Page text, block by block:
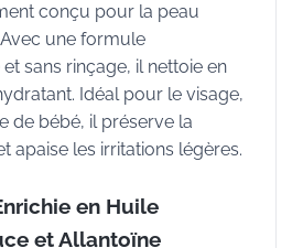
conçu pour la peau
une formule
sans rinçage, il nettoie en
Idéal pour le visage,
de bébé, il préserve la
apaise les irritations légères.
en Huile
et Allantoïne